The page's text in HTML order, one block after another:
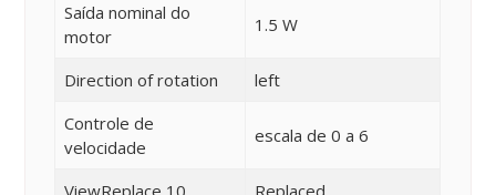
Saída nominal do
motor
1.5 W
Direction of rotation
left
Controle de
velocidade
escala de 0 a 6